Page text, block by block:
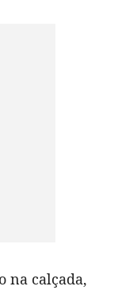
na calçada,